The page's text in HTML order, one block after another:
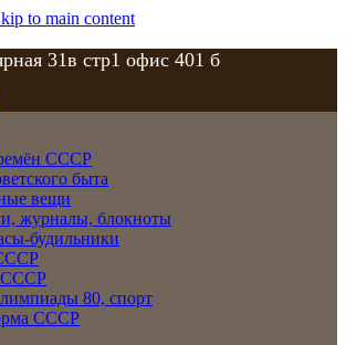
to main content
31в стр1 офис 401 б
СССР
быта
вещи
журналы, блокноты
будильники
СССР
80, спорт
СССР